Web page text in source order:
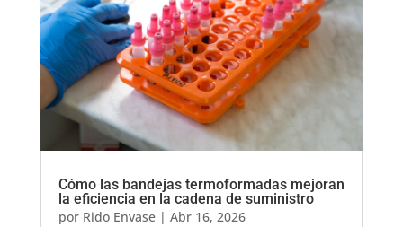
Cómo las bandejas termoformadas mejoran
la eficiencia en la cadena de suministro
por Rido Envase| Abr 16, 2026